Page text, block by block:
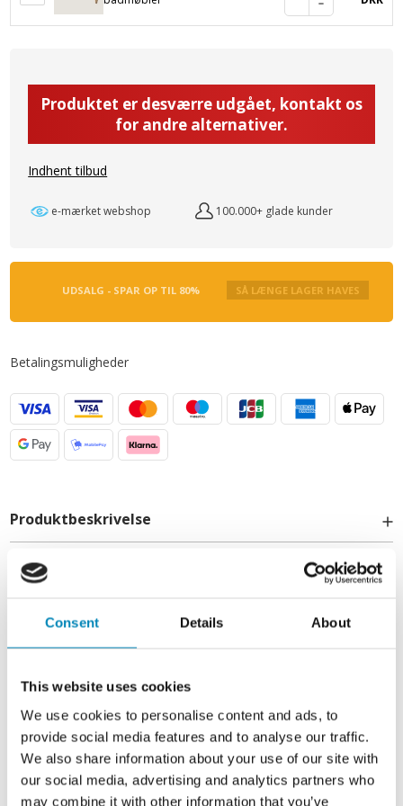
Consent Details About
This website uses cookies
We use cookies to personalise content and ads, to
provide social media features and to analyse our traffic.
We also share information about your use of our site with
our social media, advertising and analytics partners who
may combine it with other information that you’ve
Produktet er desværre udgået, kontakt os
for andre alternativer.
Indhent tilbud
e-mærket webshop 100.000+ glade kunder
UDSALG - SPAR OP TIL 80% SÅ LÆNGE LAGER HAVES
Betalingsmuligheder
Produktbeskrivelse
Just Wood Naturolieret snedker badmøbel er et flot og unikt
snedker produkt, som vil få dit badeværelse til at stå yderst
skarpt med de bedste materialer.
Dette snedker badmøbel har 6 skuffer. Badmøblet er
fremstillet med massive, olierede og fingertappede
træskuffer i egetræ med flotte detaljer. Skufferne er lavet
med fuldudtræk samt softluk og kommer med
vaskeudskæring i øverste skuffe og fuld dybde i den nederste
skuffe.
I denne serie produceres badmøblet i naturolieret træ, med
Specifikationer
Skabshøjde:
562 mm / 56,2 cm
Skabsbredde:
1600 mm / 160 cm
Skabsdybde:
465 mm / 46,5 cm
info@billigskabe.dk